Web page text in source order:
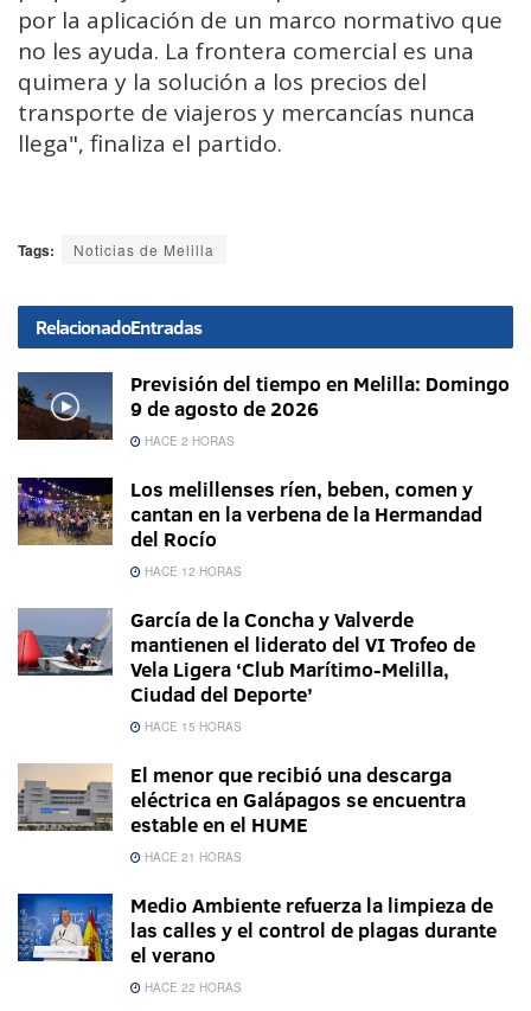
por la aplicación de un marco normativo que
no les ayuda. La frontera comercial es una
quimera y la solución a los precios del
transporte de viajeros y mercancías nunca
llega", finaliza el partido.
Tags: Noticias de Melilla
RelacionadoEntradas
Previsión del tiempo en Melilla: Domingo
9 de agosto de 2026
HACE 2 HORAS
Los melillenses ríen, beben, comen y
cantan en la verbena de la Hermandad
del Rocío
HACE 12 HORAS
García de la Concha y Valverde
mantienen el liderato del VI Trofeo de
Vela Ligera ‘Club Marítimo-Melilla,
Ciudad del Deporte’
HACE 15 HORAS
El menor que recibió una descarga
eléctrica en Galápagos se encuentra
estable en el HUME
HACE 21 HORAS
Medio Ambiente refuerza la limpieza de
las calles y el control de plagas durante
el verano
HACE 22 HORAS